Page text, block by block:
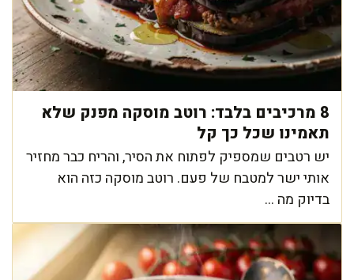
8 מרכיבים בלבד: רוטב מוסקה מפנק שלא
תאמינו שכל כך קל
יש רטבים שמספיק לפתוח את הסיר, והריח כבר מחזיר
אותי ישר למטבח של פעם. רוטב מוסקה כזה הוא
בדיוק מה ...